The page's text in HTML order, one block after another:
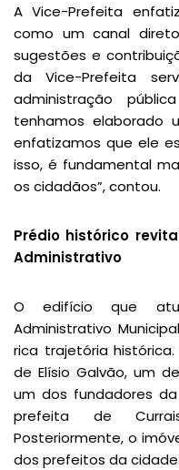
A Vice-Prefeita
como um canal
sugestões e
da Vice-Prefeita
administração
tenhamos elaborado
enfatizamos que ele
isso, é fundamental
os cidadãos”, contou.
Prédio histórico
Administrativo
O edifício que
Administrativo
rica trajetória
de Elísio Galvão, um
um dos fundadores
prefeita de
Posteriormente, o
dos prefeitos da cidade.